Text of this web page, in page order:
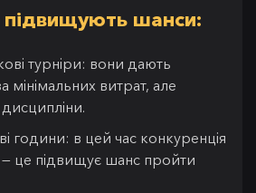
шанси:
турніри: вони дають
мінімальних витрат, але
години: в цей час конкуренція
— це підвищує шанс пройти